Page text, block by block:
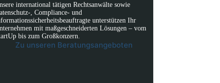
international tätigen Rechtsanwälte sowie
, Compliance- und
unterstützen Ihr
mit maßgeschneiderten Lösungen – vom
bis zum Großkonzern.
Zu unseren Beratungsangeboten